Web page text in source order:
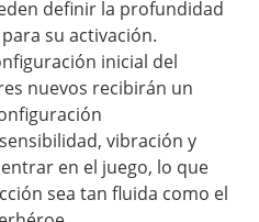
definir la profundidad
su activación.
inicial del
nuevos recibirán un
vibración y
en el juego, lo que
sea tan fluida como el